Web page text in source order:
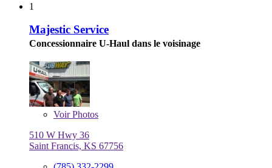
1
Majestic Service
Concessionnaire U-Haul dans le voisinage
VoirPhotos
510 W Hwy 36
Saint Francis, KS 67756